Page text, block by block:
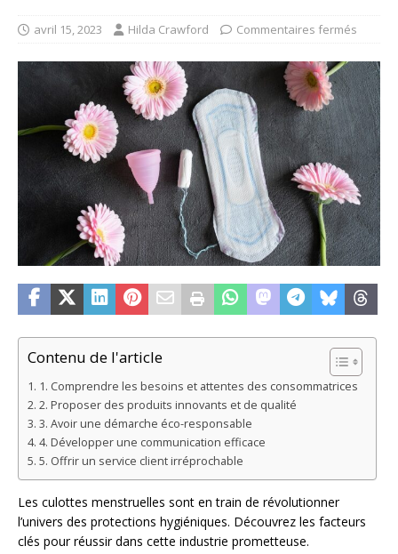
avril 15, 2023 Hilda Crawford Commentaires fermés
Contenu de l'article
1. Comprendre les besoins et attentes des consommatrices
2. Proposer des produits innovants et de qualité
3. Avoir une démarche éco-responsable
4. Développer une communication efficace
5. Offrir un service client irréprochable
Les culottes menstruelles sont en train de révolutionner
l’univers des protections hygiéniques. Découvrez les facteurs
clés pour réussir dans cette industrie prometteuse.